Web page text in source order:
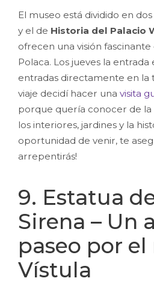
El museo está dividido en
y el de Historia del Palacio
ofrecen una visión fascinante
Polaca. Los jueves la entrada
entradas directamente en la
viaje decidí hacer una visita
porque quería conocer de
los interiores, jardines y la
oportunidad de venir, te
arrepentirás!
9. Estatua
Sirena – Un
paseo por el
Vístula